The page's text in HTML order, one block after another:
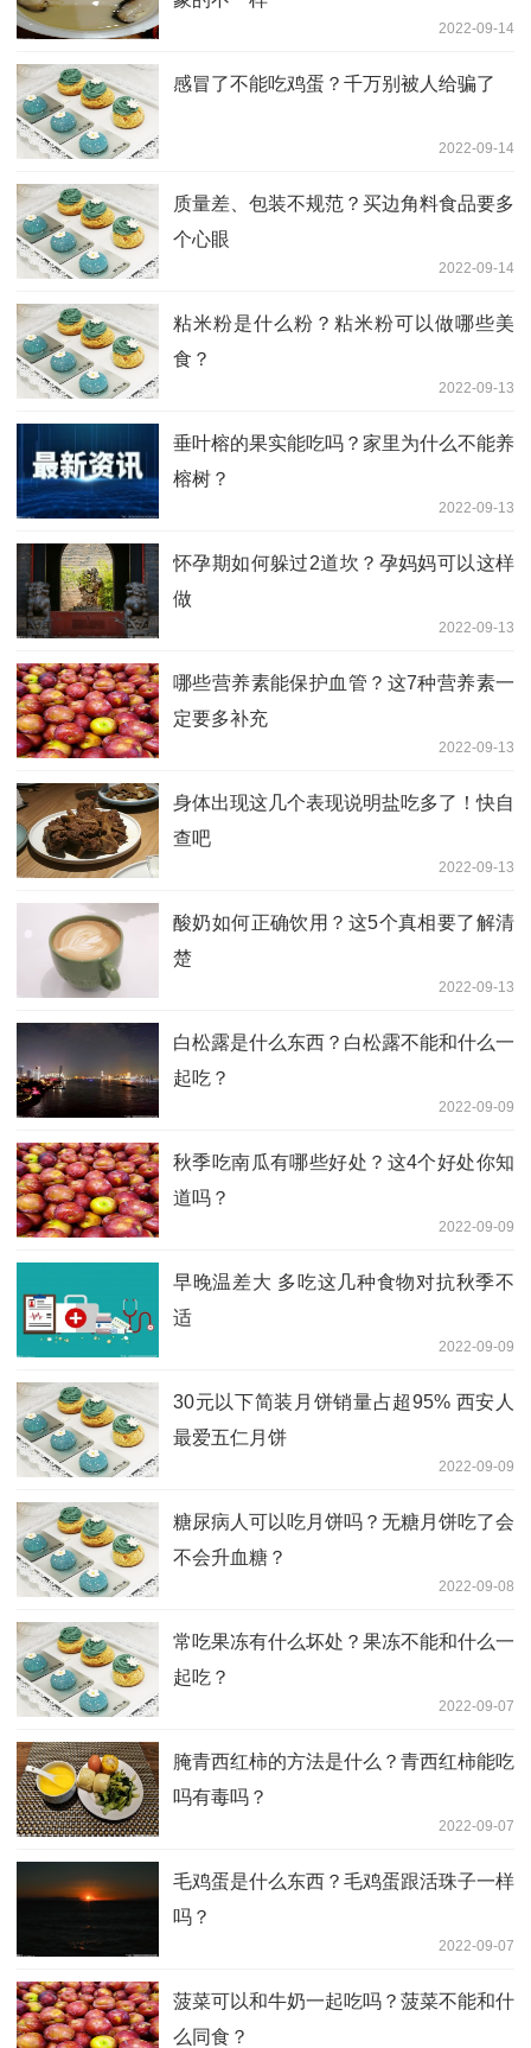
2022-09-14
感冒了不能吃鸡蛋？千万别被人给骗了
2022-09-14
质量差、包装不规范？买边角料食品要多
个心眼
2022-09-14
粘米粉是什么粉？粘米粉可以做哪些美
食？
2022-09-13
垂叶榕的果实能吃吗？家里为什么不能养
榕树？
2022-09-13
怀孕期如何躲过2道坎？孕妈妈可以这样
做
2022-09-13
哪些营养素能保护血管？这7种营养素一
定要多补充
2022-09-13
身体出现这几个表现说明盐吃多了！快自
查吧
2022-09-13
酸奶如何正确饮用？这5个真相要了解清
楚
2022-09-13
白松露是什么东西？白松露不能和什么一
起吃？
2022-09-09
秋季吃南瓜有哪些好处？这4个好处你知
道吗？
2022-09-09
早晚温差大 多吃这几种食物对抗秋季不
适
2022-09-09
30元以下简装月饼销量占超95% 西安人
最爱五仁月饼
2022-09-09
糖尿病人可以吃月饼吗？无糖月饼吃了会
不会升血糖？
2022-09-08
常吃果冻有什么坏处？果冻不能和什么一
起吃？
2022-09-07
腌青西红柿的方法是什么？青西红柿能吃
吗有毒吗？
2022-09-07
毛鸡蛋是什么东西？毛鸡蛋跟活珠子一样
吗？
2022-09-07
菠菜可以和牛奶一起吃吗？菠菜不能和什
么同食？